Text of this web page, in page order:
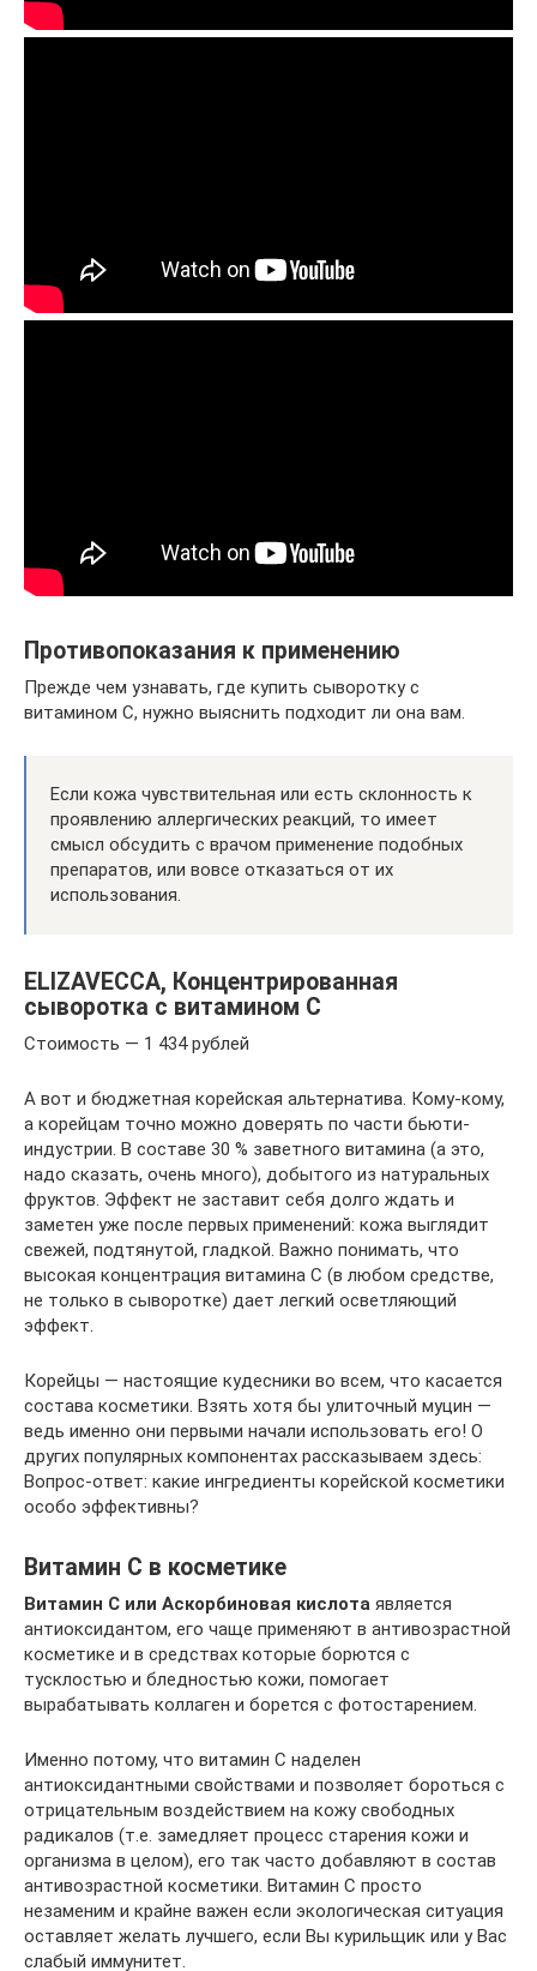
Противопоказания к применению
Прежде чем узнавать, где купить сыворотку с
витамином С, нужно выяснить подходит ли она вам.
Если кожа чувствительная или есть склонность к
проявлению аллергических реакций, то имеет
смысл обсудить с врачом применение подобных
препаратов, или вовсе отказаться от их
использования.
ELIZAVECCA, Концентрированная
сыворотка с витамином С
Стоимость — 1 434 рублей
А вот и бюджетная корейская альтернатива. Кому-кому,
а корейцам точно можно доверять по части бьюти-
индустрии. В составе 30 % заветного витамина (а это,
надо сказать, очень много), добытого из натуральных
фруктов. Эффект не заставит себя долго ждать и
заметен уже после первых применений: кожа выглядит
свежей, подтянутой, гладкой. Важно понимать, что
высокая концентрация витамина С (в любом средстве,
не только в сыворотке) дает легкий осветляющий
эффект.
Корейцы — настоящие кудесники во всем, что касается
состава косметики. Взять хотя бы улиточный муцин —
ведь именно они первыми начали использовать его! О
других популярных компонентах рассказываем здесь:
Вопрос-ответ: какие ингредиенты корейской косметики
особо эффективны?
Витамин С в косметике
Витамин С или Аскорбиновая кислота является
антиоксидантом, его чаще применяют в антивозрастной
косметике и в средствах которые борются с
тусклостью и бледностью кожи, помогает
вырабатывать коллаген и борется с фотостарением.
Именно потому, что витамин С наделен
антиоксидантными свойствами и позволяет бороться с
отрицательным воздействием на кожу свободных
радикалов (т.е. замедляет процесс старения кожи и
организма в целом), его так часто добавляют в состав
антивозрастной косметики. Витамин С просто
незаменим и крайне важен если экологическая ситуация
оставляет желать лучшего, если Вы курильщик или у Вас
слабый иммунитет.